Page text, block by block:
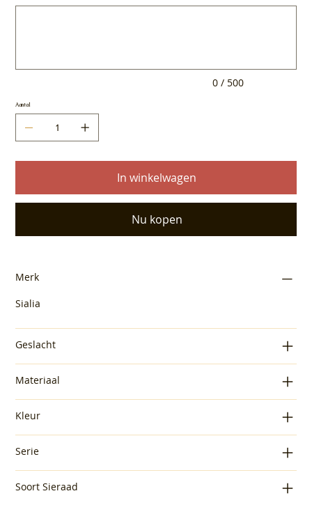
0 / 500
Aantal
In winkelwagen
Nu kopen
Merk
Sialia
Geslacht
Materiaal
Kleur
Serie
Soort Sieraad